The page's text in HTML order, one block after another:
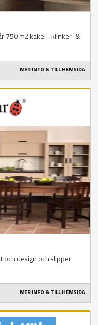
750 m2 kakel-, klinker- &
MER INFO & TILL HEMSIDA
och design och slipper
MER INFO & TILL HEMSIDA